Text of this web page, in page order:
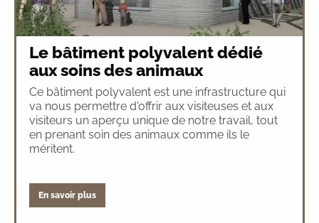
Le bâtiment polyvalent dédié
aux soins des animaux
Ce bâtiment polyvalent est une infrastructure qui
va nous permettre d'offrir aux visiteuses et aux
visiteurs un aperçu unique de notre travail, tout
en prenant soin des animaux comme ils le
méritent.
En savoir plus